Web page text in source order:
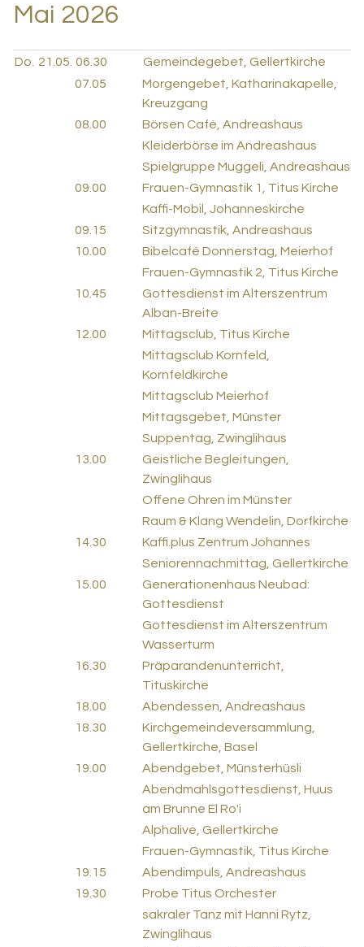
Mai 2026
Do. 21.05. 06.30
Gemeindegebet, Gellertkirche
07.05
Morgengebet, Katharinakapelle,
Kreuzgang
08.00
Börsen Café, Andreashaus
Kleiderbörse im Andreashaus
Spielgruppe Muggeli, Andreashaus
09.00
Frauen-Gymnastik 1, Titus Kirche
Kaffi-Mobil, Johanneskirche
09.15
Sitzgymnastik, Andreashaus
10.00
Bibelcafé Donnerstag, Meierhof
Frauen-Gymnastik 2, Titus Kirche
10.45
Gottesdienst im Alterszentrum
Alban-Breite
12.00
Mittagsclub, Titus Kirche
Mittagsclub Kornfeld,
Kornfeldkirche
Mittagsclub Meierhof
Mittagsgebet, Münster
Suppentag, Zwinglihaus
13.00
Geistliche Begleitungen,
Zwinglihaus
Offene Ohren im Münster
Raum & Klang Wendelin, Dorfkirche
14.30
Kaffi.plus Zentrum Johannes
Seniorennachmittag, Gellertkirche
15.00
Generationenhaus Neubad:
Gottesdienst
Gottesdienst im Alterszentrum
Wasserturm
16.30
Präparandenunterricht,
Tituskirche
18.00
Abendessen, Andreashaus
18.30
Kirchgemeindeversammlung,
Gellertkirche, Basel
19.00
Abendgebet, Münsterhüsli
Abendmahlsgottesdienst, Huus
am Brunne El Ro'i
Alphalive, Gellertkirche
Frauen-Gymnastik, Titus Kirche
19.15
Abendimpuls, Andreashaus
19.30
Probe Titus Orchester
sakraler Tanz mit Hanni Rytz,
Zwinglihaus